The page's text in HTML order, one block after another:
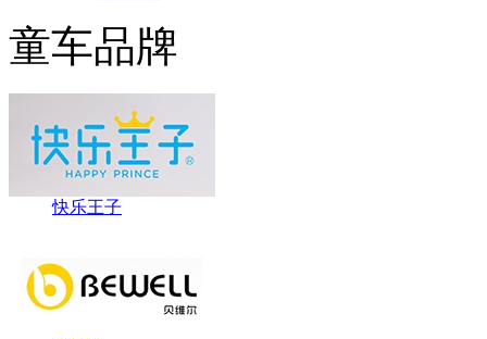
童车品牌
快乐王子